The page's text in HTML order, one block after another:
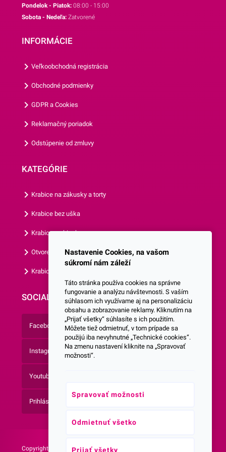
vykrajovačky z našej ponuky.
Pondelok - Piatok: 08:00 - 15:00
Sobota - Nedeľa: Zatvorené
INFORMÁCIE
Veľkoobchodná registrácia
Obchodné podmienky
GDPR a Cookies
Reklamačný poriadok
Odstúpenie od zmluvy
KATEGÓRIE
Krabice na zákusky a torty
Krabice bez uška
Krabice s okienkom
Otvorená krabica
Krabice s vlastným logom
SOCIALNE SIETE
Facebook
Instagram
Youtube
Prihlásenie do Newsletteru
Copyright © 2026 -
Nastavenie Cookies, na vašom
súkromí nám záleží
Táto stránka používa cookies na správne
fungovanie a analýzu návštevnosti. S vaším
súhlasom ich využívame aj na personalizáciu
obsahu a zobrazovanie reklamy. Kliknutím na
„Prijať všetky“ súhlasíte s ich použitím.
Môžete tiež odmietnuť, v tom prípade sa
použijú iba nevyhnutné „Technické cookies“.
Na zmenu nastavení kliknite na „Spravovať
možnosti“.
Spravovať možnosti
Odmietnuť všetko
Prijať všetky